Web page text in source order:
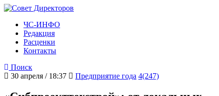
ЧС-ИНФО
Редакция
Расценки
Контакты
Поиск
30 апреля / 18:37
Предприятие года 4(247)